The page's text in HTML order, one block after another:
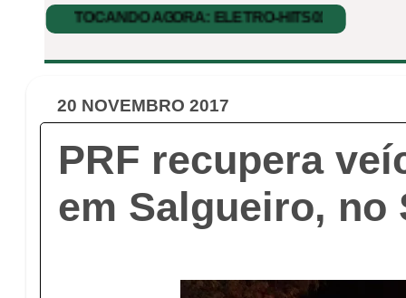
20 NOVEMBRO 2017
PRF recupera
em Salgueiro, no